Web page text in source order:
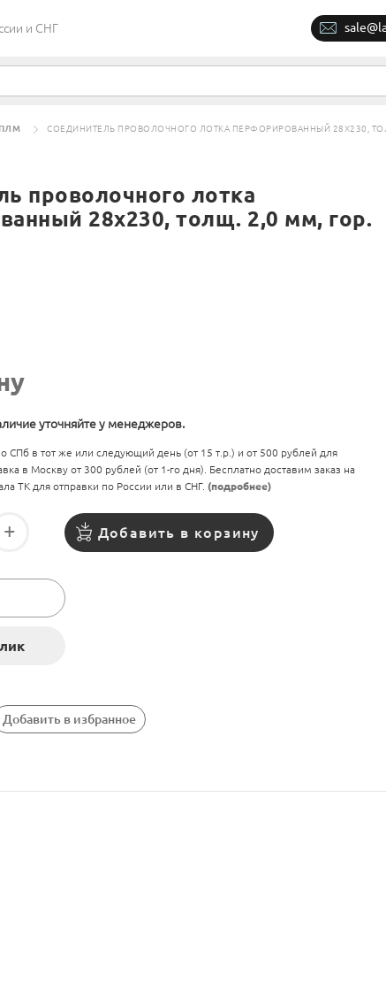
и СНГ
СОЕДИНИТЕЛЬ ПРОВОЛОЧНОГО ЛОТКА ПЕРФОРИРОВАННЫЙ 28Х230,
проволочного лотка
28х230, толщ. 2,0 мм, гор.
уточняйте у менеджеров.
СПб в тот же или следующий день (от 15 т.р.) и от 500 рублей для
в Москву от 300 рублей (от 1-го дня). Бесплатно доставим заказ на
ТК для отправки по России или в СНГ. (подробнее)
+ Добавить в корзину
Добавить в избранное